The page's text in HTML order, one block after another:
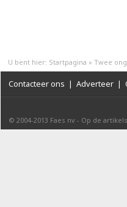
U bent hier: Startpagina » Twee
Contacteer ons | Adverteer |
© 2004-2013 Faes nv - Op de